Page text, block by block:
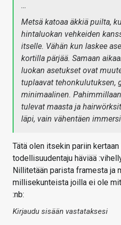
…
Metsä katoaa äkkiä puilta,
hintaluokan vehkeiden
itselle. Vähän kun laskee
kortilla pärjää. Samaan
luokan asetukset ovat
tuplaavat tehonkulutuksen,
minimaalinen.
tulevat maasta ja
läpi, vain vähentäen
Tätä olen itsekin pariin
todellisuudentaju häviää
Nillitetään parista framesta ja
millisekunteista joilla ei ole
:nb:
Kirjaudu sisään vastataksesi